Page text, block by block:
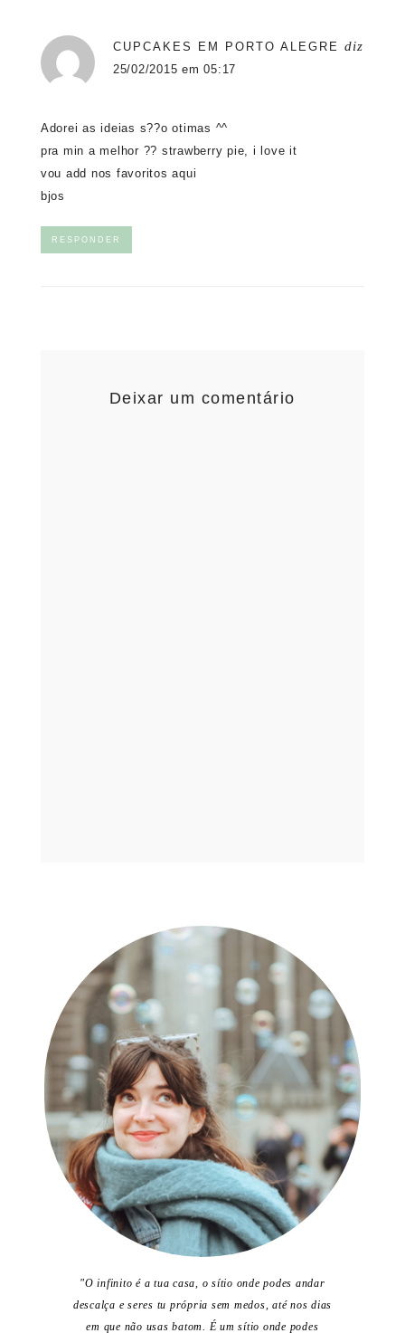
CUPCAKES EM PORTO ALEGRE diz
25/02/2015 em 05:17
Adorei as ideias s??o otimas ^^
pra min a melhor ?? strawberry pie, i love it
vou add nos favoritos aqui
bjos
RESPONDER
Deixar um comentário
"O infinito é a tua casa, o sítio onde podes andar
descalça e seres tu própria sem medos, até nos dias
em que não usas batom. É um sítio onde podes